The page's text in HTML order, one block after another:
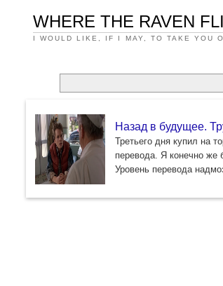
WHERE THE RAVEN
I WOULD LIKE, IF I MAY, TO TAKE YOU
Назад в будущее.
Третьего дня купил на
перевода. Я конечно же
Уровень перевода